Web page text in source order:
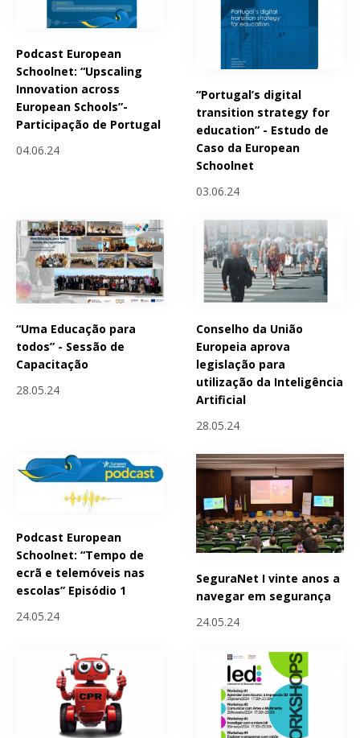
Podcast European
Schoolnet: “Upscaling
Innovation across
European Schools”-
Participação de Portugal
04.06.24
“Portugal’s digital
transition strategy for
education” - Estudo de
Caso da European
Schoolnet
03.06.24
“Uma Educação para
todos” - Sessão de
Capacitação
28.05.24
Conselho da União
Europeia aprova
legislação para
utilização da Inteligência
Artificial
28.05.24
Podcast European
Schoolnet: “Tempo de
ecrã e telemóveis nas
escolas” Episódio 1
24.05.24
SeguraNet I vinte anos a
navegar em segurança
24.05.24